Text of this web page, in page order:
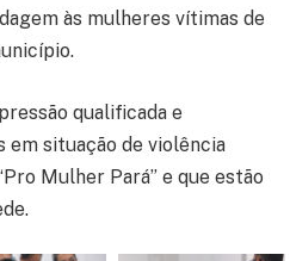
às mulheres vítimas de
qualificada e
em situação de violência
Mulher Pará” e que estão